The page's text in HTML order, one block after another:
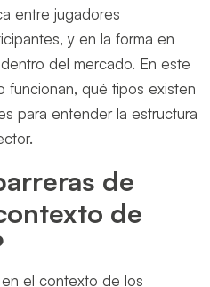
entre jugadores
y en la forma en
del mercado. En este
funcionan, qué tipos existen
para entender la estructura
de
de
en el contexto de los